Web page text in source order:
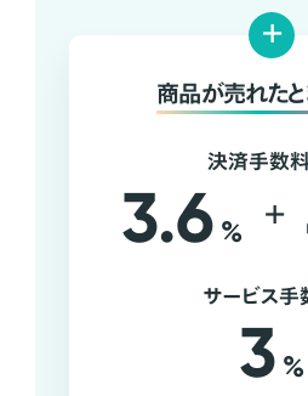
+
商品が売れた
決済手数料
3.6 % +
サービス手
3 %